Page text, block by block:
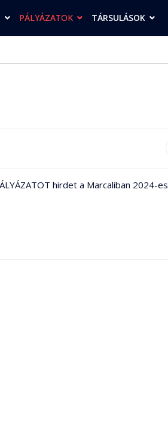
PÁLYÁZATOK TÁRSULÁSOK
hirdet a Marcaliban 2024-es